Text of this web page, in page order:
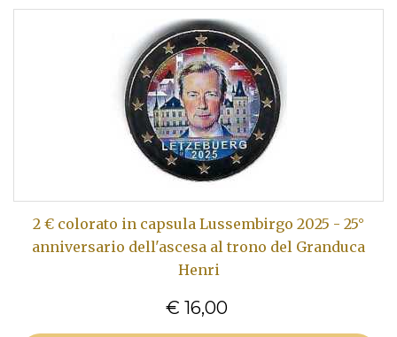
2 € colorato in capsula Lussembirgo 2025 - 25°
anniversario dell'ascesa al trono del Granduca
Henri
€ 16,00